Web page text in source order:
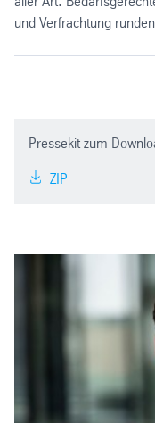
und Verfrachtung
Pressekit zum
ZIP